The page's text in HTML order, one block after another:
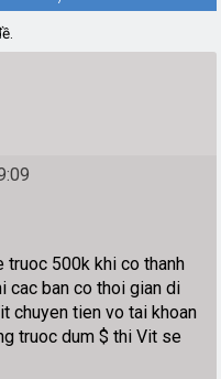
truoc 500k khi co thanh
cac ban co thoi gian di
chuyen tien vo tai khoan
truoc dum $ thi Vit se